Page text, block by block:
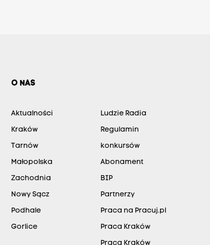
O NAS
Aktualności
Kraków
Tarnów
Małopolska
Zachodnia
Nowy Sącz
Podhale
Gorlice
Ludzie Radia
Regulamin
konkursów
Abonament
BIP
Partnerzy
Praca na Pracuj.pl
Praca Kraków
Praca Kraków